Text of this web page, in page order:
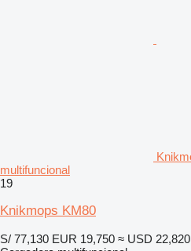
multifuncional
19
Knikmops KM80
S/ 77,130 EUR 19,750 ≈ USD 22,820